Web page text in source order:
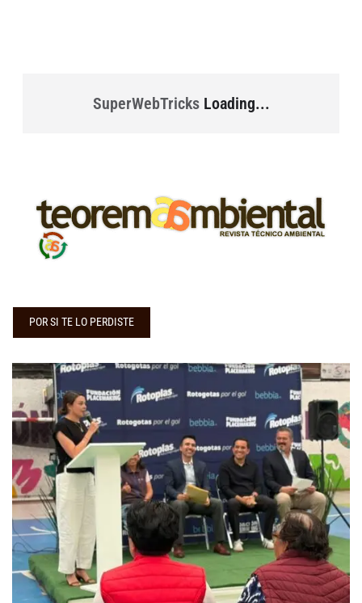
SuperWebTricksLoading...
POR SI TE LO PERDISTE